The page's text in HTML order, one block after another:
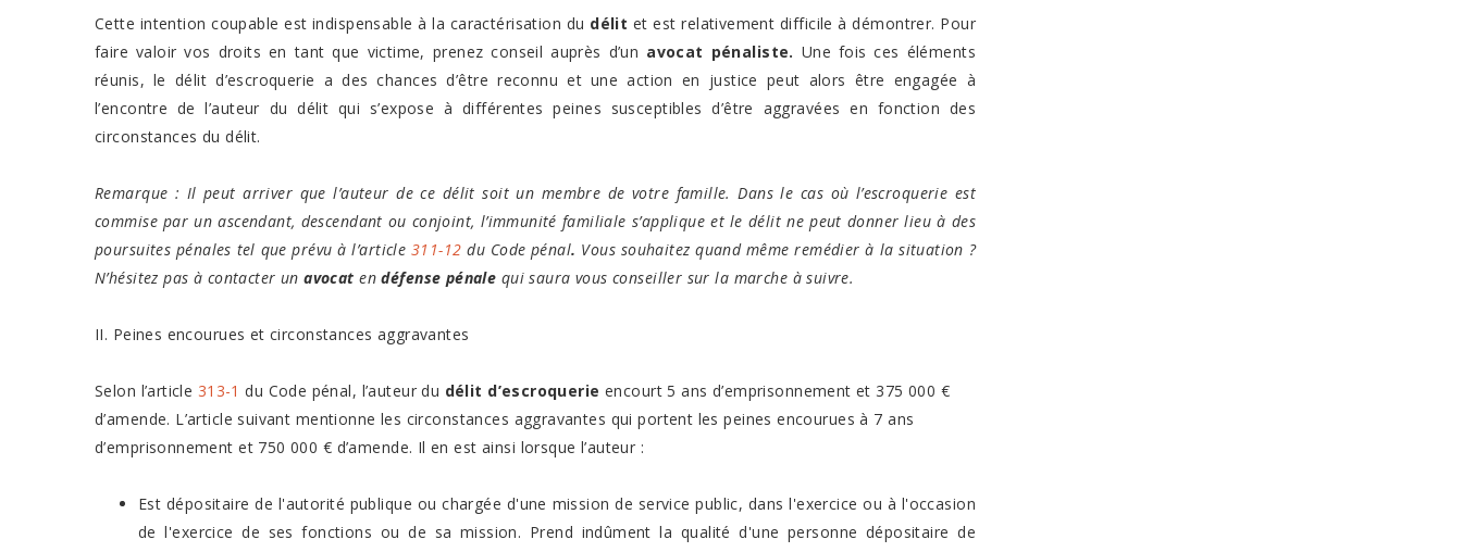
Cette intention coupable est indispensable à la caractérisation du délit et est relativement difficile à démontrer. Pour
faire valoir vos droits en tant que victime, prenez conseil auprès d’un avocat pénaliste. Une fois ces éléments
réunis, le délit d’escroquerie a des chances d’être reconnu et une action en justice peut alors être engagée à
l’encontre de l’auteur du délit qui s’expose à différentes peines susceptibles d’être aggravées en fonction des
circonstances du délit.
Remarque : Il peut arriver que l’auteur de ce délit soit un membre de votre famille. Dans le cas où l’escroquerie est
commise par un ascendant, descendant ou conjoint, l’immunité familiale s’applique et le délit ne peut donner lieu à des
poursuites pénales tel que prévu à l’article 311-12 du Code pénal. Vous souhaitez quand même remédier à la situation ?
N’hésitez pas à contacter unavocatendéfense pénale qui saura vous conseiller sur la marche à suivre.
II. Peines encourues et circonstances aggravantes
Selon l’article 313-1 du Code pénal, l’auteur du délit d’escroquerie encourt 5 ans d’emprisonnement et 375 000 €
d’amende. L’article suivant mentionne les circonstances aggravantes qui portent les peines encourues à 7 ans
d’emprisonnement et 750 000 € d’amende. Il en est ainsi lorsque l’auteur :
Est dépositaire de l'autorité publique ou chargée d'une mission de service public, dans l'exercice ou à l'occasion
de l'exercice de ses fonctions ou de sa mission. Prend indûment la qualité d'une personne dépositaire de